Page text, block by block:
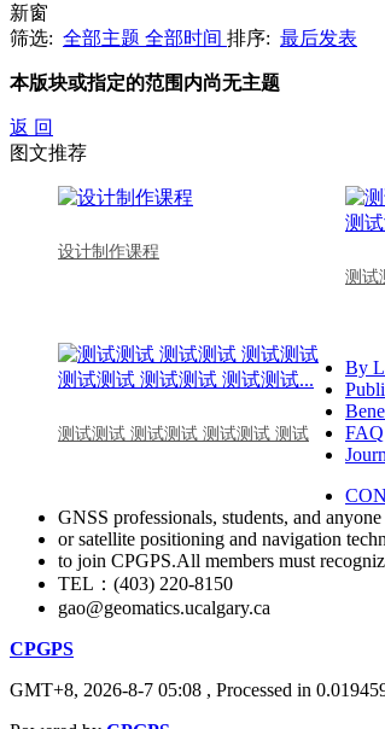
新窗
筛选: 全部主题 全部时间 排序: 最后发表
本版块或指定的范围内尚无主题
返 回
图文推荐
设计制作课程
测试
测试测试 测试测试 测试测试 测试
By
FAQ
GNSS professionals, students, and
or satellite positioning and navigation
to join CPGPS.All members must
TEL：(403) 220-8150
gao@geomatics.ucalgary.ca
CPGPS
GMT+8, 2026-8-7 05:08 , Processed in